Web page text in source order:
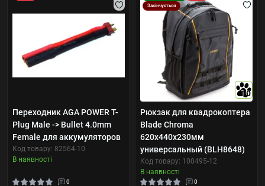
Переходник AGA POWER T-
Plug Male -> Bullet 4.0mm
Female для аккумуляторов
Код товару: 82564-10
В наявності
0
Закінчується
10
Рюкзак для квадрокоптера
Blade Chroma
620x440x230мм
универсальный (BLH8648)
Код товару: 100495-12
В наявності
0